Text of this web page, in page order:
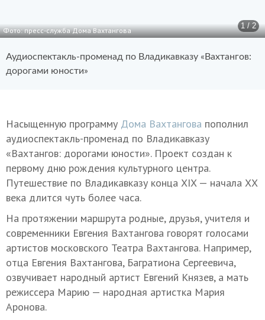
1 / 2
Фото: пресс-служба Дома Вахтангова
Аудиоспектакль-променад по Владикавказу «Вахтангов:
дорогами юности»
Насыщенную программу Дома Вахтангова пополнил
аудиоспектакль-променад по Владикавказу
«Вахтангов: дорогами юности». Проект создан к
первому дню рождения культурного центра.
Путешествие по Владикавказу конца XIX — начала ХХ
века длится чуть более часа.
На протяжении маршрута родные, друзья, учителя и
современники Евгения Вахтангова говорят голосами
артистов московского Театра Вахтангова. Например,
отца Евгения Вахтангова, Багратиона Сергеевича,
озвучивает народный артист Евгений Князев, а мать
режиссера Марию — народная артистка Мария
Аронова.